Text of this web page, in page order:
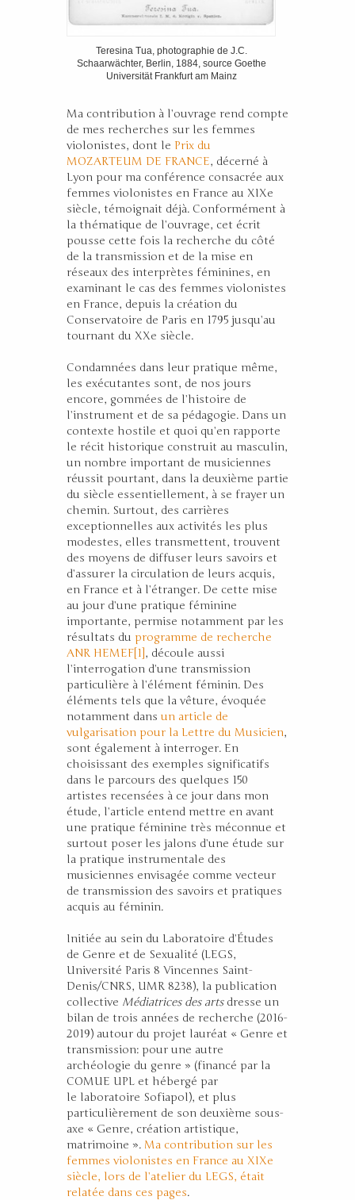
Teresina Tua, photographie de J.C.
Schaarwächter, Berlin, 1884, source Goethe
Universität Frankfurt am Mainz
Ma contribution à l’ouvrage rend compte
de mes recherches sur les femmes
violonistes, dont le Prix du
MOZARTEUM DE FRANCE, décerné à
Lyon pour ma conférence consacrée aux
femmes violonistes en France au XIXe
siècle, témoignait déjà. Conformément à
la thématique de l’ouvrage, cet écrit
pousse cette fois la recherche du côté
de la transmission et de la mise en
réseaux des interprètes féminines, en
examinant le cas des femmes violonistes
en France, depuis la création du
Conservatoire de Paris en 1795 jusqu’au
tournant du XXe siècle.
Condamnées dans leur pratique même,
les exécutantes sont, de nos jours
encore, gommées de l’histoire de
l’instrument et de sa pédagogie. Dans un
contexte hostile et quoi qu’en rapporte
le récit historique construit au masculin,
un nombre important de musiciennes
réussit pourtant, dans la deuxième partie
du siècle essentiellement, à se frayer un
chemin. Surtout, des carrières
exceptionnelles aux activités les plus
modestes, elles transmettent, trouvent
des moyens de diffuser leurs savoirs et
d’assurer la circulation de leurs acquis,
en France et à l’étranger. De cette mise
au jour d’une pratique féminine
importante, permise notamment par les
résultats du programme de recherche
ANR HEMEF [1] , découle aussi
l’interrogation d’une transmission
particulière à l’élément féminin. Des
éléments tels que la vêture, évoquée
notamment dans un article de
vulgarisation pour la Lettre du Musicien,
sont également à interroger. En
choisissant des exemples significatifs
dans le parcours des quelques 150
artistes recensées à ce jour dans mon
étude, l’article entend mettre en avant
une pratique féminine très méconnue et
surtout poser les jalons d’une étude sur
la pratique instrumentale des
musiciennes envisagée comme vecteur
de transmission des savoirs et pratiques
acquis au féminin.
Initiée au sein du Laboratoire d’Études
de Genre et de Sexualité (LEGS,
Université Paris 8 Vincennes Saint-
Denis/CNRS, UMR 8238), la publication
collective Médiatrices des arts dresse un
bilan de trois années de recherche (2016-
2019) autour du projet lauréat « Genre et
transmission: pour une autre
archéologie du genre » (financé par la
COMUE UPL et hébergé par
le laboratoire Sofiapol), et plus
particulièrement de son deuxième sous-
axe « Genre, création artistique,
matrimoine ». Ma contribution sur les
femmes violonistes en France au XIXe
siècle, lors de l’atelier du LEGS, était
relatée dans ces pages.